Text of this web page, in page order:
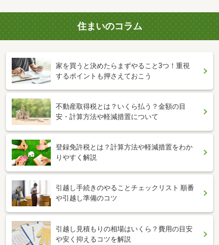
住まいのコラム
家を買うと決めたらまずやること3つ！重視
するポイントも押さえておこう
不動産取得税とは？いくら払う？金額の目
安・計算方法や軽減措置について
登録免許税とは？計算方法や軽減措置をわか
りやすく解説
引越し手続きのやることチェックリスト 順番
や引越し準備のコツ
引越し見積もりの相場はいくら？費用の目安
や安く抑えるコツを解説